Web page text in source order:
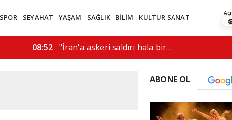
SPOR SEYAHAT YAŞAM SAĞLIK BİLİM KÜLTÜR SANAT
08:01 Arjantin Dışişleri Bakanı Quirno, Brezilya'dan…
ABONE OL